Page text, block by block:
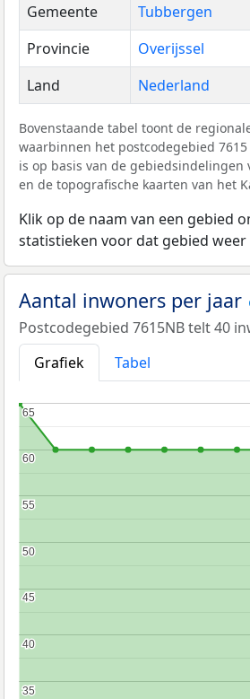
Gemeente
Tubbergen
Provincie
Overijssel
Land
Nederland
Bovenstaande tabel toont de
waarbinnen het postcodegebied
is op basis van de gebiedsindelingen
en de topografische kaarten van het
Klik op de naam van een gebied
statistieken voor dat gebied weer
Aantal inwoners per jaar
Postcodegebied 7615NB telt 40
Grafiek
Tabel
35
35
40
40
45
45
50
50
55
55
60
60
65
65